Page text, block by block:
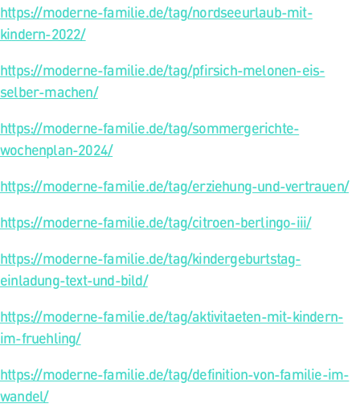
https://moderne-familie.de/tag/nordseeurlaub-mit-
kindern-2022/
https://moderne-familie.de/tag/pfirsich-melonen-eis-
selber-machen/
https://moderne-familie.de/tag/sommergerichte-
wochenplan-2024/
https://moderne-familie.de/tag/erziehung-und-vertrauen/
https://moderne-familie.de/tag/citroen-berlingo-iii/
https://moderne-familie.de/tag/kindergeburtstag-
einladung-text-und-bild/
https://moderne-familie.de/tag/aktivitaeten-mit-kindern-
im-fruehling/
https://moderne-familie.de/tag/definition-von-familie-im-
wandel/